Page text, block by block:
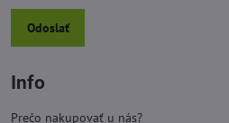
Odoslať
Info
Prečo nakupovať u nás?